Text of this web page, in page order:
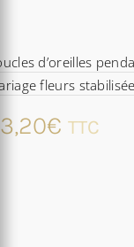
d’oreilles
fleurs
€ TTC